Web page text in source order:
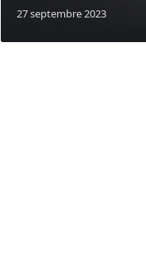
27 septembre 2023